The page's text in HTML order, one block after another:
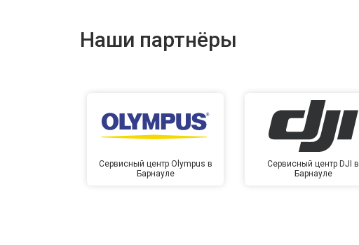
Наши партнёры
Сервисный центр Olympus в
Барнауле
Сервисный центр DJI в
Барнауле